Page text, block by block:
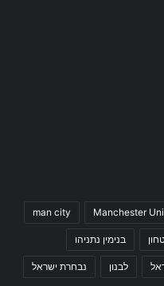
Manchester
man city
בנימין נתניהו
לבנון נבחרת ישראל